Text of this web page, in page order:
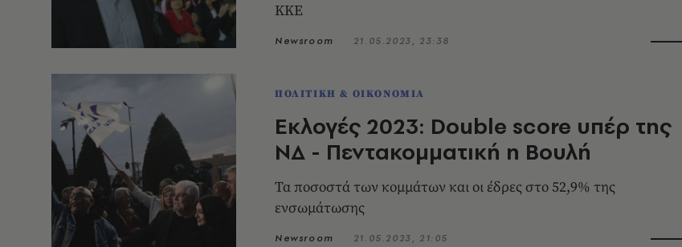
ΚΚΕ
Newsroom 21.05.2023, 23:38
ΠΟΛΙΤΙΚΗ & ΟΙΚΟΝΟΜΙΑ
Εκλογές 2023: Double score υπέρ της
ΝΔ - Πεντακομματική η Βουλή
Τα ποσοστά των κομμάτων και οι έδρες στο 52,9% της
ενσωμάτωσης
Newsroom 21.05.2023, 21:05